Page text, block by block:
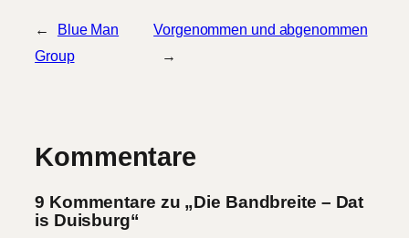
←
Blue Man
Group
Vorgenommen und abgenommen
→
Kommentare
9 Kommentare zu „Die Bandbreite – Dat
is Duisburg“